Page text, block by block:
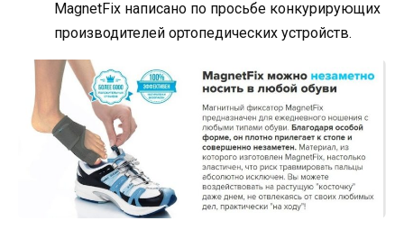
MagnetFix написано по просьбе конкурирующих
производителей ортопедических устройств.